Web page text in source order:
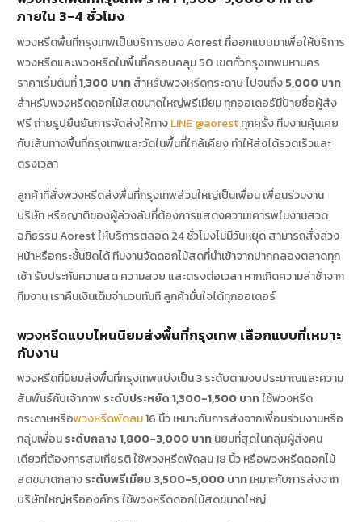
ภายใน 3-4 ชั่วโมง
พวงหรีดพื้นที่กรุงเทพเป็นบริการของ Aorest ที่ออกแบบมาเพื่อให้บริการ
พวงหรีดและพวงหรีดในพื้นที่ครอบคลุม 50 เขตทั่วกรุงเทพมหานคร
ราคาเริ่มต้นที่1,300 บาทสำหรับพวงหรีดกระดาษ ไปจนถึง5,000 บาท
สำหรับพวงหรีดดอกไม้สดขนาดใหญ่พรีเมียม ทุกออเดอร์มีป้ายชื่อผู้ส่ง
ฟรี ถ่ายรูปยืนยันการจัดส่งให้ทางLINE @aorestทุกครั้ง ทีมงานคุ้นเคย
กับเส้นทางพื้นที่กรุงเทพและวัดในพื้นที่ใกล้เคียง ทำให้ส่งได้รวดเร็วและ
ตรงเวลา
ลูกค้าที่สั่งพวงหรีดส่งพื้นที่กรุงเทพส่วนใหญ่เป็นเพื่อน เพื่อนร่วมงาน
บริษัท หรือญาติของผู้ล่วงลับที่ต้องการแสดงความเคารพในงานสวด
อภิธรรม Aorest ให้บริการตลอด 24 ชั่วโมงไม่มีวันหยุด สามารถสั่งล่วง
หน้าหรือกระชั้นชิดได้ ทีมงานจัดดอกไม้สดที่นำเข้าจากปากคลองตลาดทุก
เช้า รับประกันความสด ความสวย และตรงต่อเวลา หากเกิดความล่าช้าจาก
ทีมงาน เราคืนเงินเต็มจำนวนทันที ลูกค้ามั่นใจได้ทุกออเดอร์
พวงหรีดแบบไหนนิยมส่งพื้นที่กรุงเทพ เลือกแบบที่เหมาะ
กับงาน
พวงหรีดที่นิยมส่งพื้นที่กรุงเทพแบ่งเป็น 3 ระดับตามงบประมาณและความ
สัมพันธ์กับเจ้าภาพ ระดับประหยัด 1,300-1,500 บาทใช้พวงหรีด
กระดาษหรือพวงหรีดพัดลม16 นิ้ว เหมาะกับการส่งจากเพื่อนร่วมงานหรือ
กลุ่มเพื่อนระดับกลาง 1,800-3,000 บาทนิยมที่สุดในกลุ่มผู้ส่งคน
เดียวที่ต้องการสมเกียรติ ใช้พวงหรีดพัดลม 18 นิ้ว หรือพวงหรีดดอกไม้
สดขนาดกลางระดับพรีเมียม 3,500-5,000 บาทเหมาะกับการส่งจาก
บริษัทใหญ่หรือองค์กร ใช้พวงหรีดดอกไม้สดขนาดใหญ่